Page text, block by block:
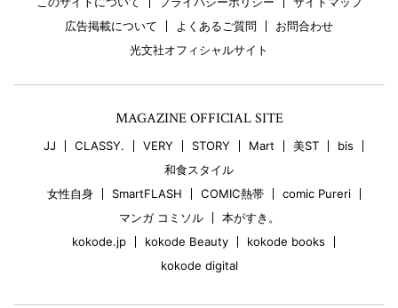
広告掲載について
よくあるご質問
お問合わせ
光文社オフィシャルサイト
MAGAZINE OFFICIAL SITE
JJ CLASSY. VERY STORY Mart 美ST
bis
和食スタイル
女性自身
SmartFLASH COMIC熱帯
comic Pureri
マンガ コミソル
本がすき。
kokode.jp
kokode Beauty
kokode books
kokode digital